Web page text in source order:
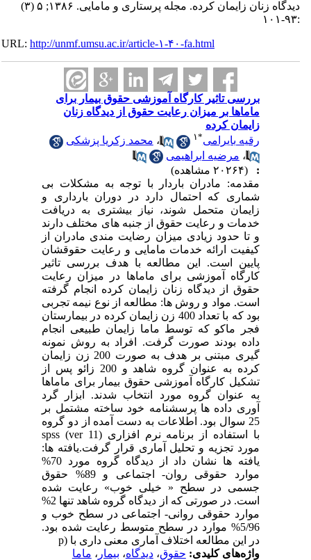
دیدگاه زنان زایمان کرده. مجله پرستاری و مامایی. ۱۳۸۶; ۵ (۳)
URL:http://unmf.umsu.ac.ir/article-۱-۴۰-fa.html
بررسی تاثیر کارگاه آموزشی حقوق بیمار برای
ماماها بر میزان رعایت حقوق از دیدگاه زنان
زایمان کرده
رقیه بایرامی
۱ ،محمد زکریا پزشکی
،مرضیه ابراهیمی
مقدمه: مادران باردار با توجه به مشکلات بی
شماری که احتمال دارد در دوران بارداری و
زایمان متحمل شوند، نیاز بیشتری به دریافت
خدمات و رعایت حقوق از جنبه های مختلف دارند
و تا حدود زیادی میزان رضایت مندی مادران از
کیفیت ارائه خدمات مامایی و رعایت حقوقشان
پایین است. این مطالعه با هدف بررسی تاثیر
کارگاه آموزشی برای ماماها در میزان رعایت
حقوق از دیدگاه زنان زایمان کرده انجام گرفته
است. مواد و روش ها: مطالعه از نوع نیمه تجربی
بود که با تعداد 400 زن زایمان کرده در بیمارستان
فجر ماکو که توسط ماما زایمان طبیعی انجام
داده بودند صورت گرفت. افراد به روش نمونه
گیری مبتنی بر هدف به صورت 200 زن زایمان
کرده به عنوان گروه شاهد و 200 زائو پس از
تشکیل کارگاه آموزشی حقوق بیمار برای ماماها
به عنوان گروه مورد انتخاب شدند. ابزار گرد
آوری داده ها پرسشنامه خود ساخته مشتمل بر
25 سوال بود. اطلاعات به دست آمده از دو گروه
با استفاده از برنامه نرم افزاری (ver 11) spss
مورد تجزیه و تحلیل آماری قرار گرفت.یافته ها:
یافته ها نشان داد از دیدگاه گروه مورد 70%
موارد حقوقی روان- اجتماعی و 89% حقوق
جسمی در سطح « خیلی خوب» رعایت شده
است. در صورتی که از دیدگاه گروه شاهد تنها 2%
موارد حقوقی روانی- اجتماعی در سطح خوب و
5/96% موارد در سطح متوسط رعایت شده بود.
در این مطالعه اختلاف آماری معنی داری با (p
واژه‌های کلیدی:حقوق،دیدگاه،بیمار، ماما